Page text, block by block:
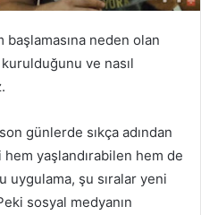
neden olan
kurulduğunu ve nasıl
günlerde sıkça adından
yaşlandırabilen hem de
şu sıralar yeni
sosyal medyanın